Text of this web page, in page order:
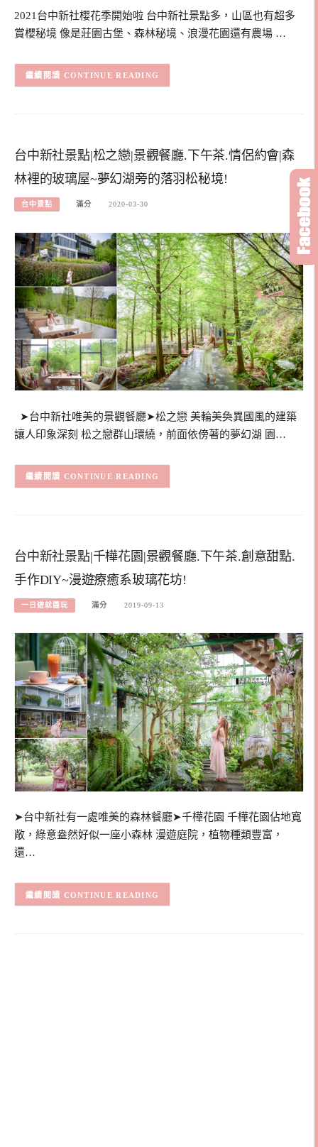
2021台中新社櫻花季開始啦 台中新社景點多，山區也有超多
賞櫻秘境 像是莊園古堡、森林秘境、浪漫花園還有農場 …
CONTINUE READING
台中新社景點|松之戀|景觀餐廳.下午茶.情侶約會|森
林裡的玻璃屋~夢幻湖旁的落羽松秘境!
台中景點 滿分 2020-03-30
➤台中新社唯美的景觀餐廳➤松之戀 美輪美奐異國風的建築
讓人印象深刻 松之戀群山環繞，前面依傍著的夢幻湖 園…
CONTINUE READING
台中新社景點|千樺花園|景觀餐廳.下午茶.創意甜點.
手作DIY~漫遊療癒系玻璃花坊!
一日遊就醬玩 滿分 2019-09-13
➤台中新社有一處唯美的森林餐廳➤千樺花園 千樺花園佔地寬
敞，綠意盎然好似一座小森林 漫遊庭院，植物種類豐富，
還…
CONTINUE READING